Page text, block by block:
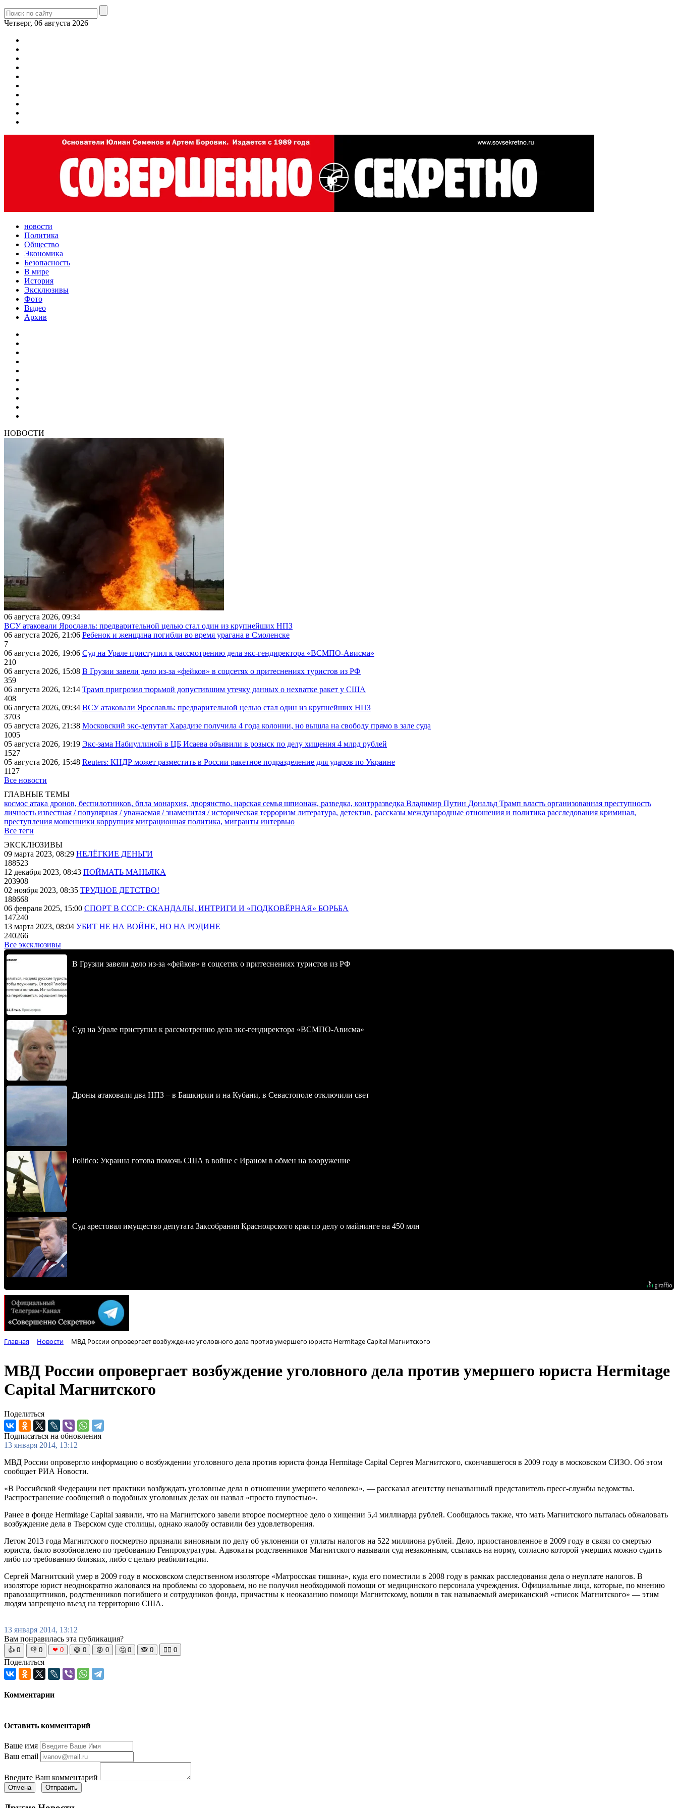
Четверг, 06 августа 2026
новости
Политика
Общество
Экономика
Безопасность
В мире
История
Эксклюзивы
Фото
Видео
Архив
НОВОСТИ
06 августа 2026, 09:34
ВСУ атаковали Ярославль: предварительной целью стал один из крупнейших НПЗ
06 августа 2026, 21:06 Ребенок и женщина погибли во время урагана в Смоленске
7
06 августа 2026, 19:06 Суд на Урале приступил к рассмотрению дела экс-гендиректора «ВСМПО-Ависма»
210
06 августа 2026, 15:08 В Грузии завели дело из-за «фейков» в соцсетях о притеснениях туристов из РФ
359
06 августа 2026, 12:14 Трамп пригрозил тюрьмой допустившим утечку данных о нехватке ракет у США
408
06 августа 2026, 09:34 ВСУ атаковали Ярославль: предварительной целью стал один из крупнейших НПЗ
3703
05 августа 2026, 21:38 Московский экс-депутат Харадизе получила 4 года колонии, но вышла на свободу прямо в зале суда
1005
05 августа 2026, 19:19 Экс-зама Набиуллиной в ЦБ Исаева объявили в розыск по делу хищения 4 млрд рублей
1527
05 августа 2026, 15:48 Reuters: КНДР может разместить в России ракетное подразделение для ударов по Украине
1127
Все новости
ГЛАВНЫЕ ТЕМЫ
космос атака дронов, беспилотников, бпла монархия, дворянство, царская семья шпионаж, разведка, контрразведка Владимир Путин Дональд Трамп власть организованная преступность
личность известная / популярная / уважаемая / знаменитая / историческая терроризм литература, детектив, рассказы международные отношения и политика расследования криминал,
преступления мошенники коррупция миграционная политика, мигранты интервью
Все теги
ЭКСКЛЮЗИВЫ
09 марта 2023, 08:29 НЕЛЁГКИЕ ДЕНЬГИ
188523
12 декабря 2023, 08:43 ПОЙМАТЬ МАНЬЯКА
203908
02 ноября 2023, 08:35 ТРУДНОЕ ДЕТСТВО!
188668
06 февраля 2025, 15:00 СПОРТ В СССР: СКАНДАЛЫ, ИНТРИГИ И «ПОДКОВЁРНАЯ» БОРЬБА
147240
13 марта 2023, 08:04 УБИТ НЕ НА ВОЙНЕ, НО НА РОДИНЕ
240266
Все эксклюзивы
В Грузии завели дело из-за «фейков» в соцсетях о притеснениях туристов из РФ
Суд на Урале приступил к рассмотрению дела экс-гендиректора «ВСМПО-Ависма»
Дроны атаковали два НПЗ – в Башкирии и на Кубани, в Севастополе отключили свет
Politico: Украина готова помочь США в войне с Ираном в обмен на вооружение
Суд арестовал имущество депутата Заксобрания Красноярского края по делу о майнинге на 450 млн
Главная Новости МВД России опровергает возбуждение уголовного дела против умершего юриста Hermitage Capital Магнитского
МВД России опровергает возбуждение уголовного дела против умершего юриста Hermitage
Capital Магнитского
Поделиться
Подписаться на обновления
13 января 2014, 13:12
МВД России опровергло информацию о возбуждении уголовного дела против юриста фонда Hermitage Capital Сергея Магнитского, скончавшегося в 2009 году в московском СИЗО. Об этом
сообщает РИА Новости.
«В Российской Федерации нет практики возбуждать уголовные дела в отношении умершего человека», — рассказал агентству неназванный представитель пресс-службы ведомства.
Распространение сообщений о подобных уголовных делах он назвал «просто глупостью».
Ранее в фонде Hermitage Capital заявили, что на Магнитского завели второе посмертное дело о хищении 5,4 миллиарда рублей. Сообщалось также, что мать Магнитского пыталась обжаловать
возбуждение дела в Тверском суде столицы, однако жалобу оставили без удовлетворения.
Летом 2013 года Магнитского посмертно признали виновным по делу об уклонении от уплаты налогов на 522 миллиона рублей. Дело, приостановленное в 2009 году в связи со смертью
юриста, было возобновлено по требованию Генпрокуратуры. Адвокаты родственников Магнитского называли суд незаконным, ссылаясь на норму, согласно которой умерших можно судить
либо по требованию близких, либо с целью реабилитации.
Сергей Магнитский умер в 2009 году в московском следственном изоляторе «Матросская тишина», куда его поместили в 2008 году в рамках расследования дела о неуплате налогов. В
изоляторе юрист неоднократно жаловался на проблемы со здоровьем, но не получил необходимой помощи от медицинского персонала учреждения. Официальные лица, которые, по мнению
правозащитников, родственников погибшего и сотрудников фонда, причастны к неоказанию помощи Магнитскому, вошли в так называемый американский «список Магнитского» — этим
людям запрещено въезд на территорию США.
13 января 2014, 13:12
Вам понравилась эта публикация?
👍 0 👎 0 ❤ 0 😆 0 😡 0 🤔 0 🙈 0 🧘‍♀️ 0
Поделиться
Комментарии
Оставить комментарий
Ваше имя
Ваш email
Введите Ваш комментарий
Отмена Отправить